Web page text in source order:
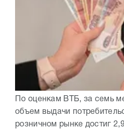
По оценкам ВТБ, за семь
объем выдачи
розничном рынке достиг